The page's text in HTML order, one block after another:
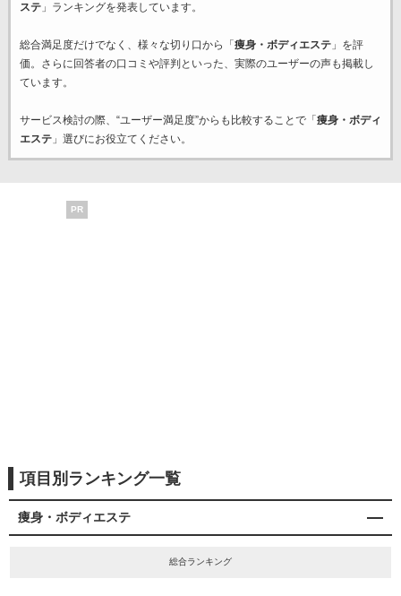
ステ」ランキングを発表しています。
総合満足度だけでなく、様々な切り口から「 痩身・ボディエステ」を評
価。さらに回答者の口コミや評判といった、実際のユーザーの声も掲載し
ています。
サービス検討の際、“ユーザー満足度”からも比較することで「 痩身・ボディ
エステ」選びにお役立てください。
PR
項目別ランキング一覧
痩身・ボディエステ
総合ランキング